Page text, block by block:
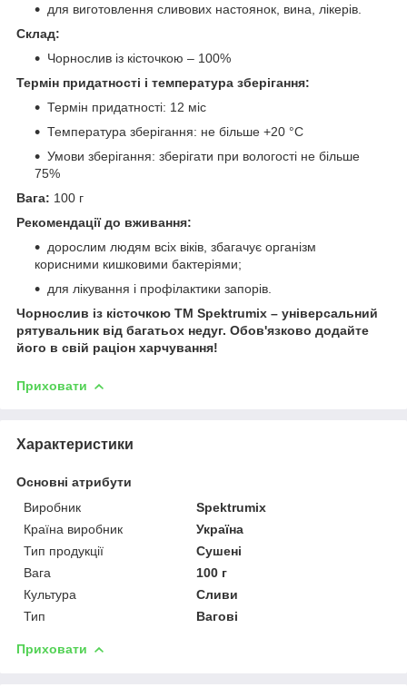
для виготовлення сливових настоянок, вина, лікерів.
Склад:
Чорнослив із кісточкою – 100%
Термін придатності і температура зберігання:
Термін придатності: 12 міс
Температура зберігання: не більше +20 °C
Умови зберігання: зберігати при вологості не більше
75%
Вага: 100 г
Рекомендації до вживання:
дорослим людям всіх віків, збагачує організм
корисними кишковими бактеріями;
для лікування і профілактики запорів.
Чорнослив із кісточкою ТМ Spektrumix – універсальний
рятувальник від багатьох недуг. Обов'язково додайте
його в свій раціон харчування!
Приховати
Характеристики
Основні атрибути
Виробник
Spektrumix
Країна виробник
Україна
Тип продукції
Сушені
Вага
100 г
Культура
Сливи
Тип
Вагові
Приховати